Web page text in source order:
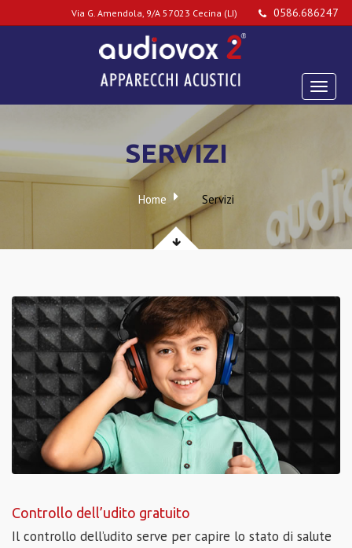
Via G. Amendola, 9/A 57023 Cecina (LI) 0586.686247
SERVIZI
Home Servizi
Controllo dell’udito gratuito
Il controllo dell’udito serve per capire lo stato di salute